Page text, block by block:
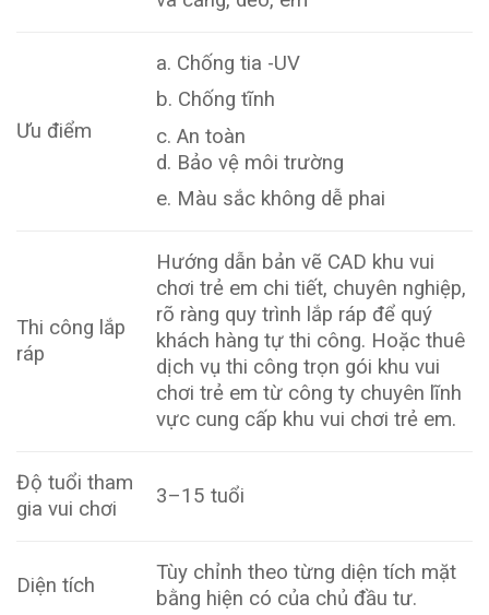
Ưu điểm
a. Chống tia -UV
b. Chống tĩnh
c. An toàn
d. Bảo vệ môi trường
e. Màu sắc không dễ phai
Thi công lắp
ráp
Hướng dẫn bản vẽ CAD khu vui
chơi trẻ em chi tiết, chuyên nghiệp,
rõ ràng quy trình lắp ráp để quý
khách hàng tự thi công. Hoặc thuê
dịch vụ thi công trọn gói khu vui
chơi trẻ em từ công ty chuyên lĩnh
vực cung cấp khu vui chơi trẻ em.
Độ tuổi tham
gia vui chơi
3–15 tuổi
Diện tích
Tùy chỉnh theo từng diện tích mặt
bằng hiện có của chủ đầu tư.